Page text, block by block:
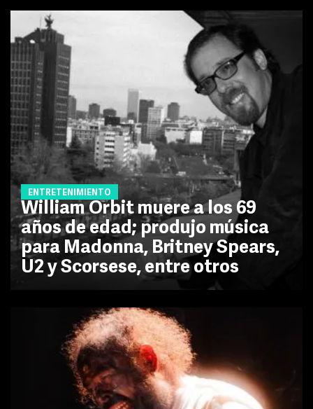
ENTRETENIMIENTO
William Orbit muere a los 69
años de edad; produjo música
para Madonna, Britney Spears,
U2 y Scorsese, entre otros